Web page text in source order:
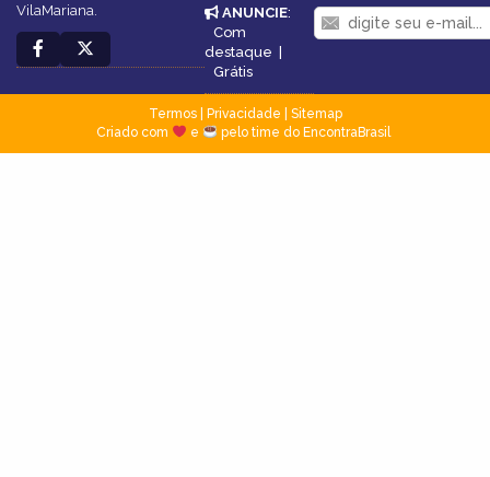
VilaMariana.
ANUNCIE:
Com
destaque |
Grátis
Termos| Privacidade
Sitemap
Criado com
e pelo time do EncontraBrasil